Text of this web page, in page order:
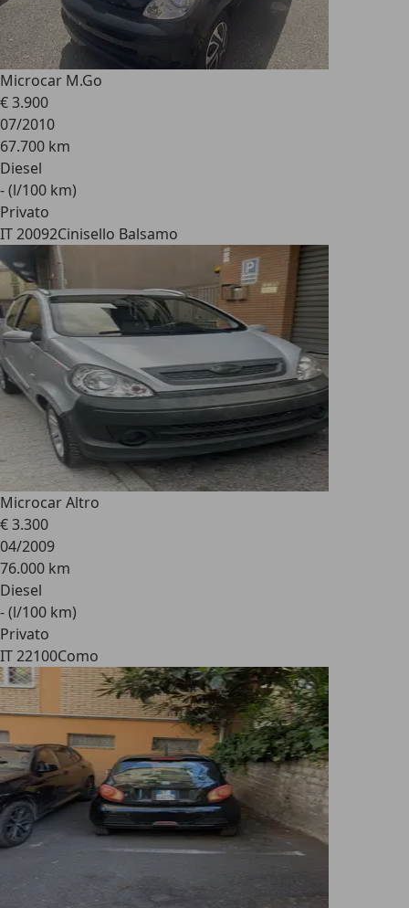
Microcar M.Go
€ 3.900
07/2010
67.700 km
Diesel
- (l/100 km)
Privato
IT 20092Cinisello Balsamo
Microcar Altro
€ 3.300
04/2009
76.000 km
Diesel
- (l/100 km)
Privato
IT 22100Como